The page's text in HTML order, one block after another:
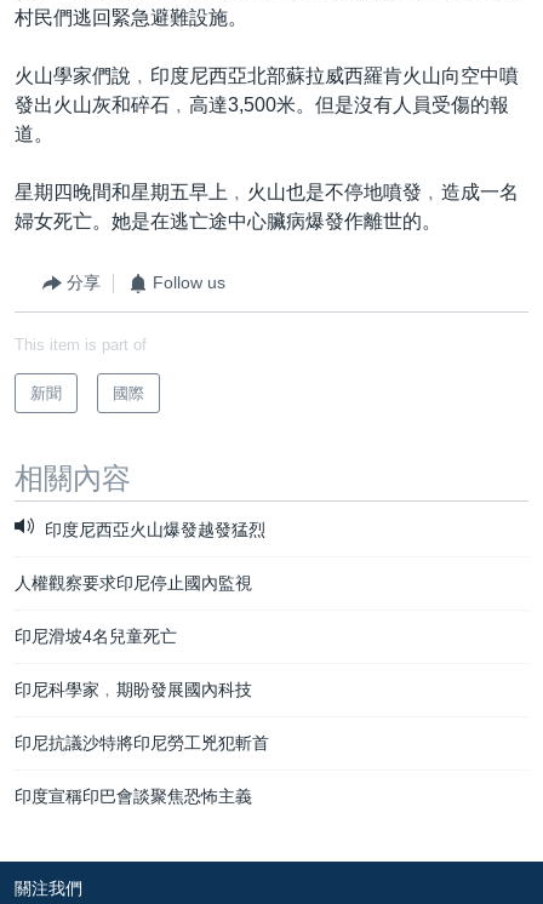
VOA 60秒 (國際)
視頻存檔
YOUTUBE頻道
時事經緯
海外港人
港人港心
美國透視
建國史話
廣播節目表
國語
關注我們
其他語言網站
村民們逃回緊急避難設施。
火山學家們說﹐印度尼西亞北部蘇拉威西羅肯火山向空中噴
發出火山灰和碎石﹐高達3,500米。但是沒有人員受傷的報
道。
星期四晚間和星期五早上﹐火山也是不停地噴發﹐造成一名
婦女死亡。她是在逃亡途中心臟病爆發作離世的。
分享 Follow us
This item is part of
新聞 國際
相關內容
印度尼西亞火山爆發越發猛烈
人權觀察要求印尼停止國內監視
印尼滑坡4名兒童死亡
印尼科學家﹐期盼發展國內科技
印尼抗議沙特將印尼勞工兇犯斬首
印度宣稱印巴會談聚焦恐怖主義
關注我們